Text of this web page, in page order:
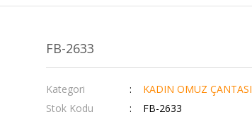
FB-2633
Kategori
KADIN OMUZ ÇANTASI
Stok Kodu
FB-2633